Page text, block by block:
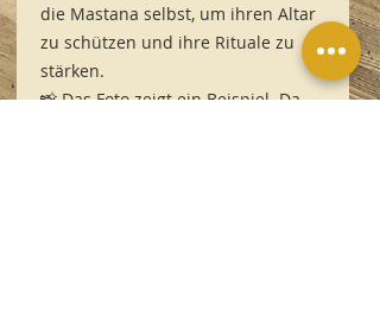
die Mastana selbst, um ihren Altar
zu schützen und ihre Rituale zu
stärken.
📸 Das Foto zeigt ein Beispiel. Da